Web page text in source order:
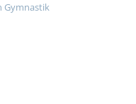
Gymnastik